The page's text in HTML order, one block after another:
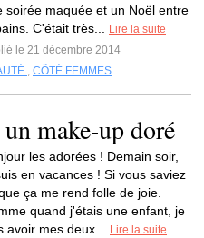
soirée maquée et un Noël entre
C'était très...
Lire la suite
le 21 décembre 2014
, CÔTÉ FEMMES
make-up doré
les adorées ! Demain soir,
en vacances ! Si vous saviez
ça me rend folle de joie.
quand j'étais une enfant, je
avoir mes deux...
Lire la suite